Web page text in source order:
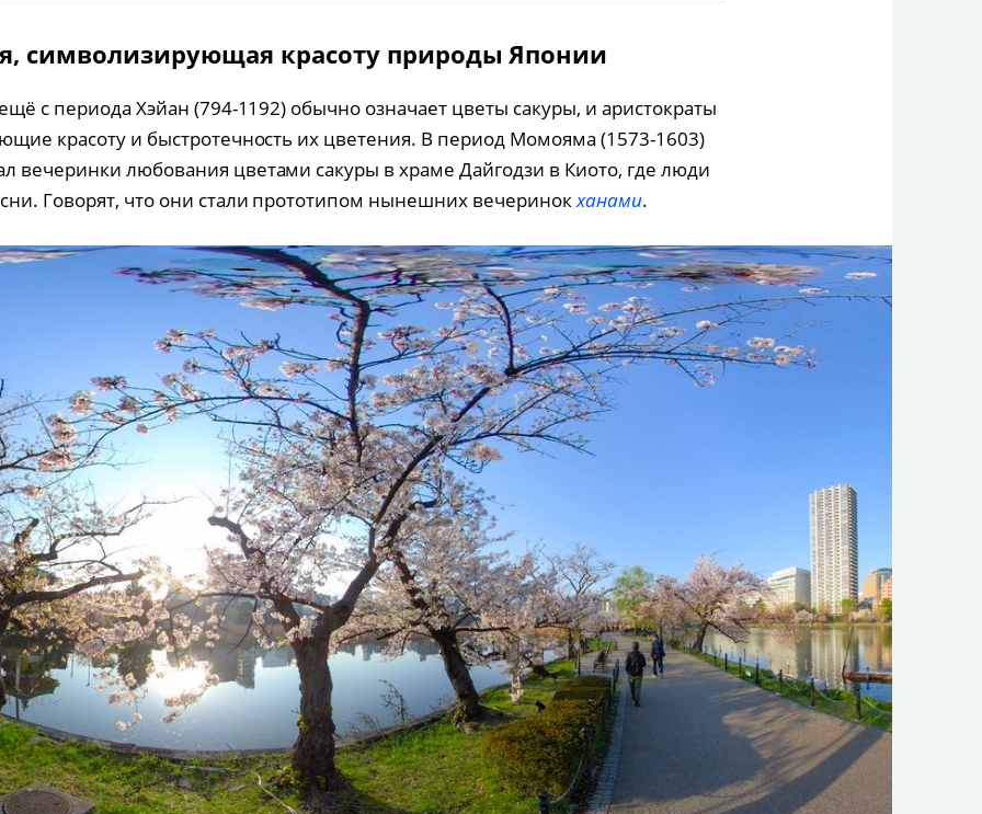
символизирующая красоту природы Японии
с периода Хэйан (794-1192) обычно означает цветы сакуры, и аристократы
красоту и быстротечность их цветения. В период Момояма (1573-1603)
вечеринки любования цветами сакуры в храме Дайгодзи в Киото, где люди
Говорят, что они стали прототипом нынешних вечеринокханами.